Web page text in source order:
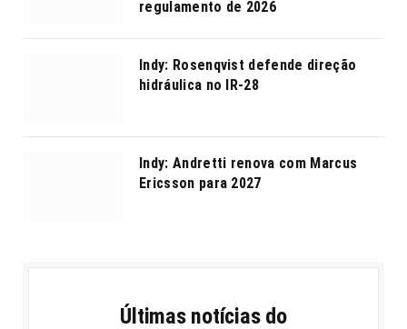
regulamento de 2026
Indy: Rosenqvist defende direção
hidráulica no IR-28
Indy: Andretti renova com Marcus
Ericsson para 2027
Últimas notícias do